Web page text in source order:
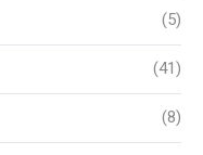
(5)
(41)
(8)